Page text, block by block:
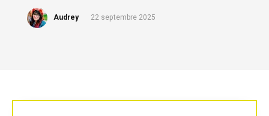
Audrey 22 septembre 2025